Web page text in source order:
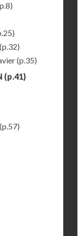
(p.32)
(p.35)
(p.41)
(p.57)